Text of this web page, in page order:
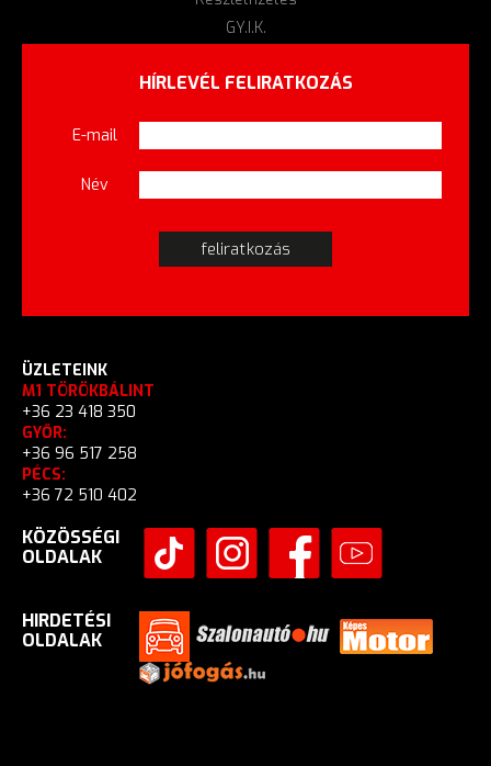
GY.I.K.
HÍRLEVÉL FELIRATKOZÁS
E-mail
Név
ÜZLETEINK
M1 TÖRÖKBÁLINT
+36 23 418 350
GYŐR:
+36 96 517 258
PÉCS:
+36 72 510 402
KÖZÖSSÉGI
OLDALAK
HIRDETÉSI
OLDALAK